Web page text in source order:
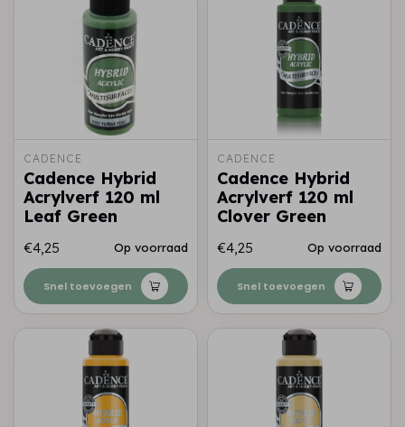
CADENCE
Cadence Hybrid
Acrylverf 120 ml
Leaf Green
€4,25 Op voorraad
Snel toevoegen
CADENCE
Cadence Hybrid
Acrylverf 120 ml
Clover Green
€4,25 Op voorraad
Snel toevoegen